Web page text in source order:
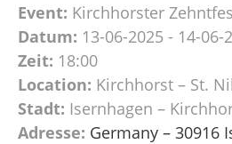
Event: Kirchhorster
Datum: 13-06-2025 - 14-06-
Zeit: 18:00
Location: Kirchhorst – St.
Stadt: Isernhagen –
Adresse: Germany – 30916